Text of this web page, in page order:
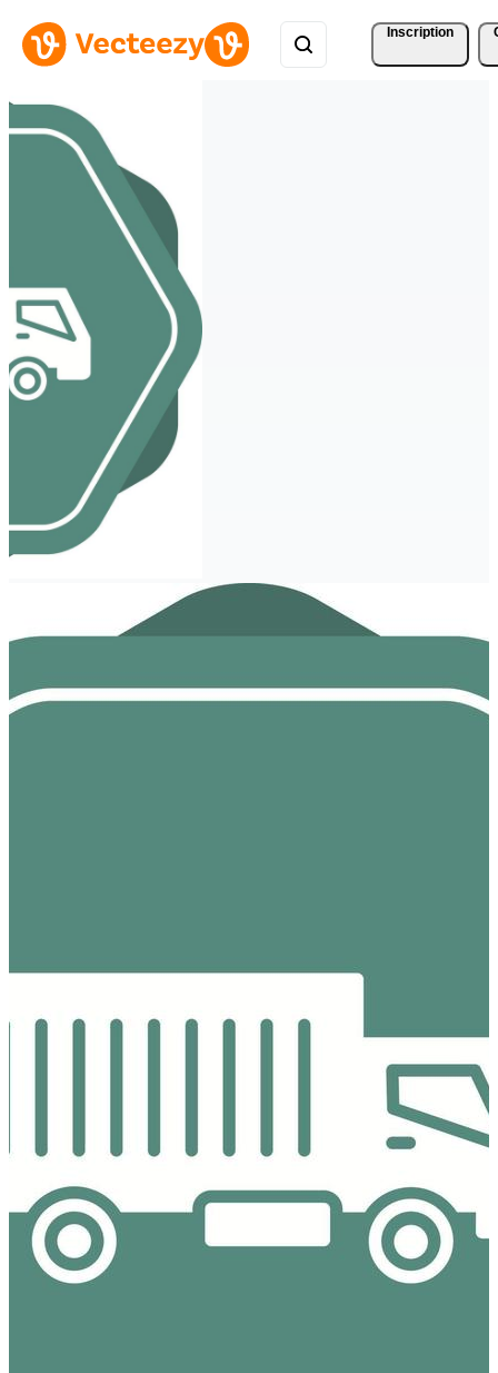
Inscription